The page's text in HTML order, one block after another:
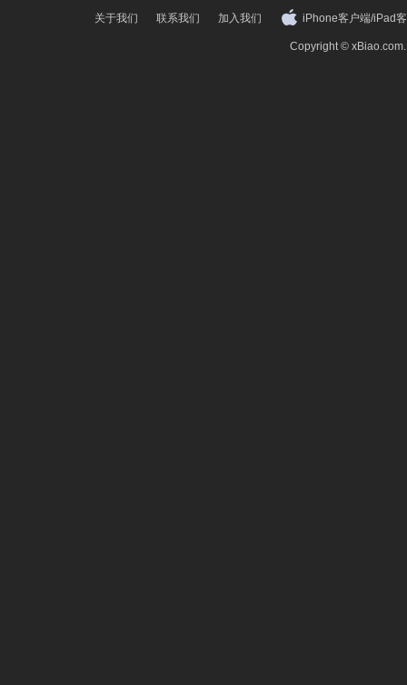
关于我们 联系我们 加入我们 iPhone客户端/iPad
Copyright ©